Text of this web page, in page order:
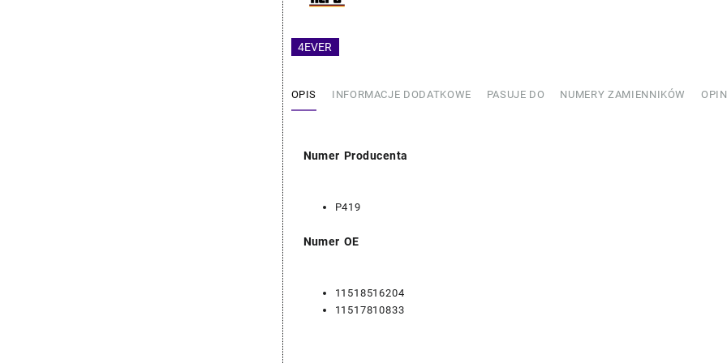
4EVER
-
11518516204
OPIS INFORMACJE DODATKOWE PASUJE DO NUMERY ZAMIENNIKÓW
Numer Producenta
P419
Numer OE
11518516204
11517810833